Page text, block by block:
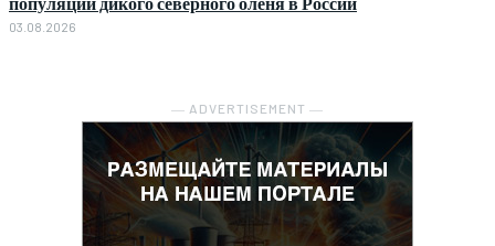
03.08.2026
― ADVERTISEMENT ―